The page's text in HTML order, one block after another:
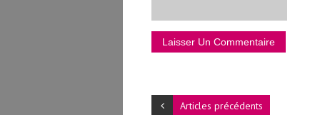
Articles précédents